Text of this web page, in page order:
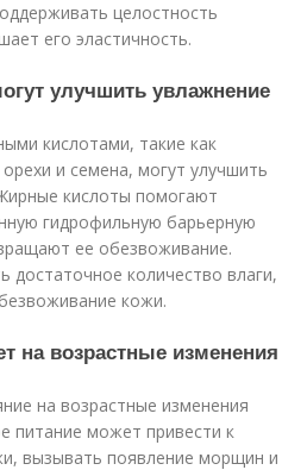
целостность
его эластичность.
улучшить увлажнение
кислотами, такие как
и семена, могут улучшить
кислоты помогают
гидрофильную барьерную
ее обезвоживание.
достаточное количество влаги,
кожи.
на возрастные изменения
на возрастные изменения
питание может привести к
вызывать появление морщин и